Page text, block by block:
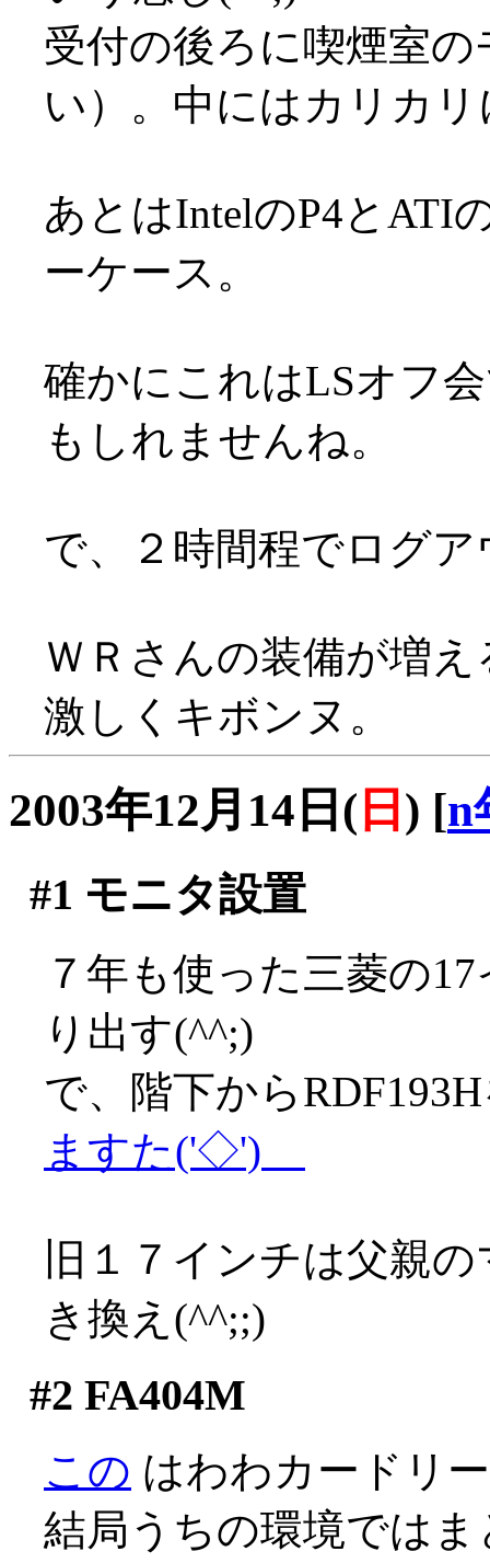
受付の後ろに喫煙室
い）。中にはカリカ
あとはIntelのP4とATI
ーケース。
確かにこれはLSオフ
もしれませんね。
で、２時間程でログア
ＷＲさんの装備が増
激しくキボンヌ。
2003年12月14日( 日 ) [n
#1 モニタ設置
７年も使った三菱の
り出す(^^;)
で、階下から
ますた('◇')ゞ
旧１７インチは父親
き換え(^^;;)
#2 FA404M
この はわわカードリ
結局うちの環境では